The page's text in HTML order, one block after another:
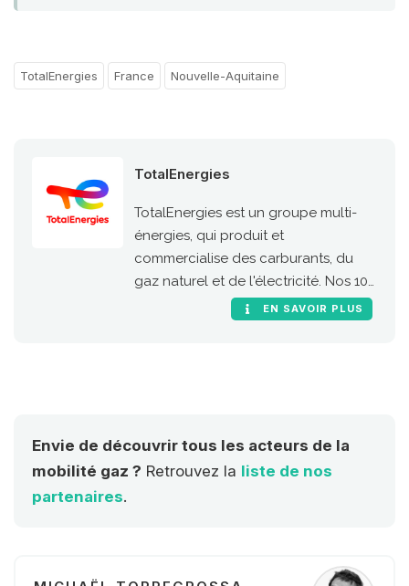
TotalEnergies France Nouvelle-Aquitaine
TotalEnergies
TotalEnergies est un groupe multi-
énergies, qui produit et
commercialise des carburants, du
gaz naturel et de l'électricité. Nos 100
000 collaborateurs s’engagent pour
l'énergie responsable.
EN SAVOIR PLUS
Envie de découvrir tous les acteurs de la
mobilité gaz ? Retrouvez la liste de nos
partenaires.